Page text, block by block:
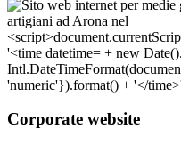
Corporate website